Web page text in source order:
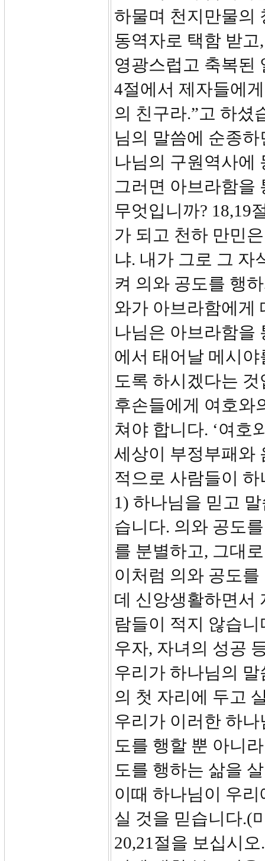
하물며 천지만물의
동역자로 택함 받
영광스럽고 축복된
4절에서 제자들에
의 친구라.”고 하셨
님의 말씀에 순종
나님의 구원역사에
그러면 아브라함을
무엇입니까? 18,19
가 되고 천하 만민
냐. 내가 그로 그 자
켜 의와 공도를 행
와가 아브라함에게
나님은 아브라함을
에서 태어날 메시
도록 하시겠다는
후손들에게 여호와
쳐야 합니다. ‘여호
세상이 부정부패와
적으로 사람들이
1) 하나님을 믿고
습니다. 의와 공도
를 분별하고, 그대
이처럼 의와 공도
데 신앙생활하면서
람들이 적지 않습
우자, 자녀의 성공
우리가 하나님의
의 첫 자리에 두고
우리가 이러한 하
도를 행할 뿐 아니
도를 행하는 삶을
이때 하나님이 우
실 것을 믿습니다.(
20,21절을 보십시